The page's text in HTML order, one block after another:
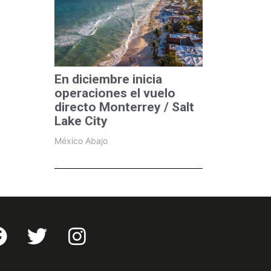
En diciembre inicia
operaciones el vuelo
directo Monterrey / Salt
Lake City
México Abajo